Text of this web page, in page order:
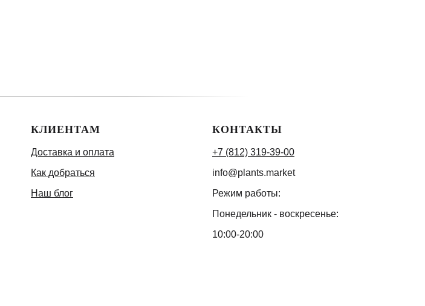
КЛИЕНТАМ
Доставка и оплата
Как добраться
Наш блог
КОНТАКТЫ
+7 (812) 319-39-00
info@plants.market
Режим работы:
Понедельник - воскресенье:
10:00-20:00